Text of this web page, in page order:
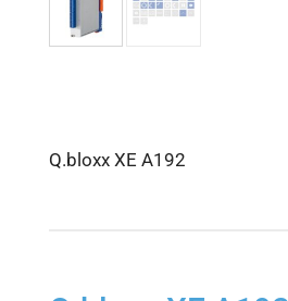
Q.bloxx XE A192